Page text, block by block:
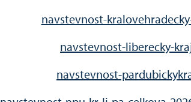
navstevnost-
navstevnost-liberecky-
navstevnost-